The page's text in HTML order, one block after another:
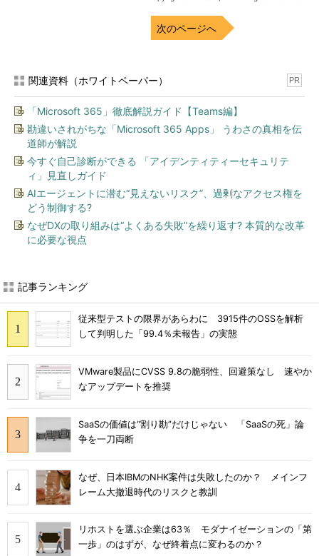
次のページへ
関連資料（ホワイトペーパー） PR
「Microsoft 365」徹底解説ガイド【Teams編】
勘違いされがちな「Microsoft 365 Apps」 うわさの真相を伝
道師が解説
今すぐ自己診断ができる 「アイデンティティーセキュリテ
ィ」見直しガイド
AIエージェントに潜む“見えないリスク”、過剰なアクセス権を
どう制御する?
なぜDXの取り組みは“よくある失敗”を繰り返す? 本質的な改革
に必要な視点
記事ランキング
従来型テストの限界があらわに 3915件のOSSを解析
して判明した「99.4％未報告」の実態
VMware製品にCVSS 9.8の脆弱性、回避策なし 速やか
なアップデートを推奨
SaaSの価値は“割り勘”だけじゃない 「SaaSの死」論
争を一刀両断
なぜ、日本IBMのNHK案件は失敗したのか？ メインフ
レーム大撤退時代のリスクと教訓
リホストを選ぶ企業は63％ モダナイゼーションの「第
一歩」のはずが、なぜ終着点に変わるのか？